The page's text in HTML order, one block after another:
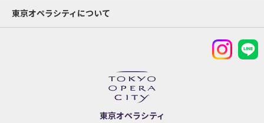
東京オペラシティ
東京オペラシティについて